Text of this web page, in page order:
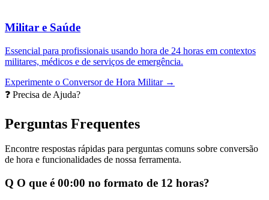
Militar e Saúde
Essencial para profissionais usando hora de 24 horas em contextos
militares, médicos e de serviços de emergência.
Experimente o Conversor de Hora Militar →
❓ Precisa de Ajuda?
Perguntas Frequentes
Encontre respostas rápidas para perguntas comuns sobre conversão
de hora e funcionalidades de nossa ferramenta.
Q O que é 00:00 no formato de 12 horas?